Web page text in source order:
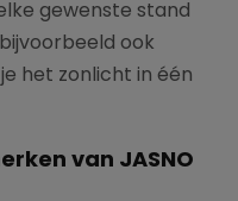
gewenste stand
ook
het zonlicht in één
van JASNO